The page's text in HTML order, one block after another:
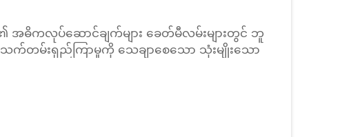
ဓိကလုပ်ဆောင်ချက်များ ခေတ်မီလမ်းများတွင် ဘူ
သက်တမ်းရှည်ကြာမှုကို သေချာစေသော သုံးမျိုးသော
သည့် မဖြစ်မနေလိုအပ်သော အင်ဂျင်နီယာပစ္စည်းများ
ား ရောထွေးမဖြစ်စေရန်...